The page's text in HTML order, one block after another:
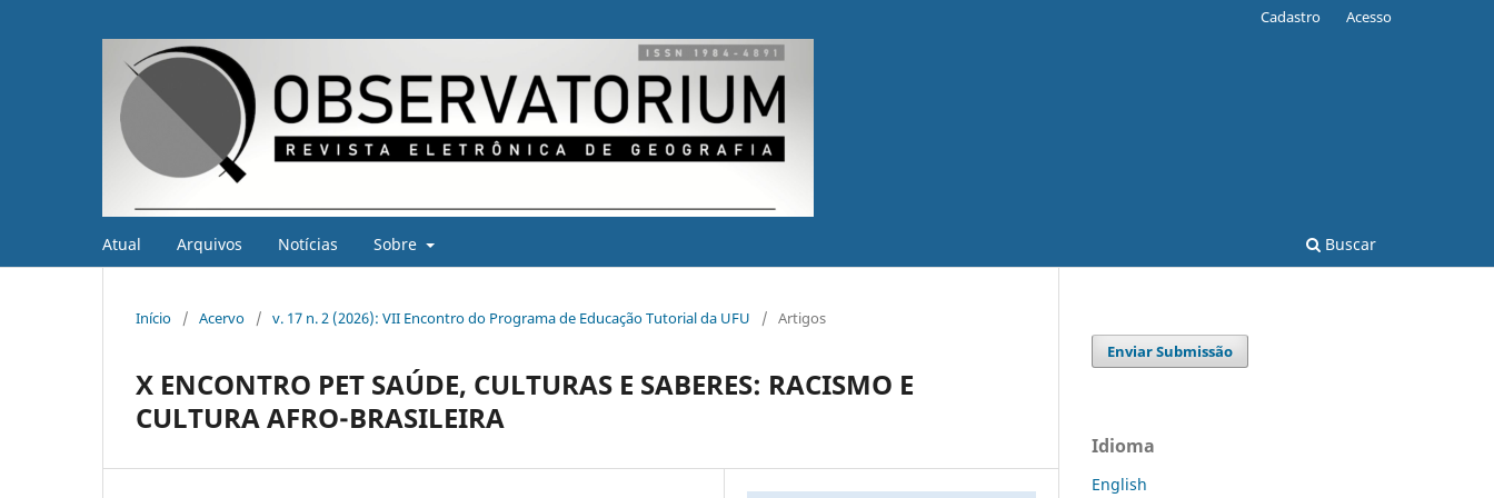
Atual Arquivos Notícias Sobre Buscar
Cadastro Acesso
Início / Acervo / v. 17 n. 2 (2026): VII Encontro do Programa de Educação Tutorial da UFU / Artigos
X ENCONTRO PET SAÚDE, CULTURAS E SABERES: RACISMO E
CULTURA AFRO-BRASILEIRA
Enviar Submissão
Idioma
English